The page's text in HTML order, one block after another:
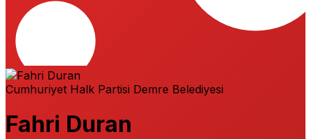
Cumhuriyet Halk Partisi Demre Belediyesi
Fahri Duran